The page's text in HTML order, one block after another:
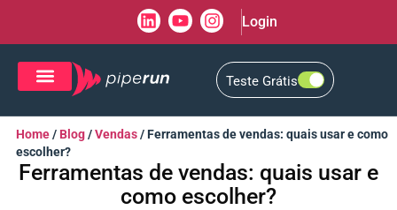
Login
Teste Grátis
Home/ Blog/Vendas/Ferramentas de vendas: quais usar e como
escolher?
Ferramentas de vendas: quais usar e
como escolher?